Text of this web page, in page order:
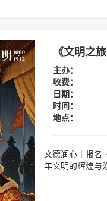
《文明之
主办：
收费：
日期：
时间：
地点：
文德润心｜报名
年文明的辉煌与